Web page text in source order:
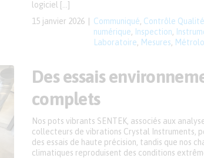
15 janvier 2026 Communiqué Contrôle Qualité
numérique
Inspection
Laboratoire
Mesures
logiciel […]
Des essais
complets
Nos pots vibrants SENTEK, associés aux
collecteurs de vibrations Crystal Instruments,
des essais de haute précision, tandis que nos
climatiques reproduisent des conditions